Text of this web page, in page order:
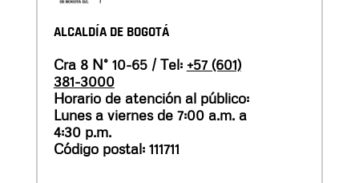
ALCALDÍA DE BOGOTÁ
Cra 8 N° 10-65 / Tel: +57 (601)
381-3000
Horario de atención al público:
Lunes a viernes de 7:00 a.m. a
4:30 p.m.
Código postal: 111711